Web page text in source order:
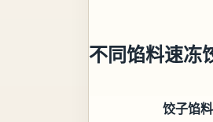
不同馅料速冻
饺子馅